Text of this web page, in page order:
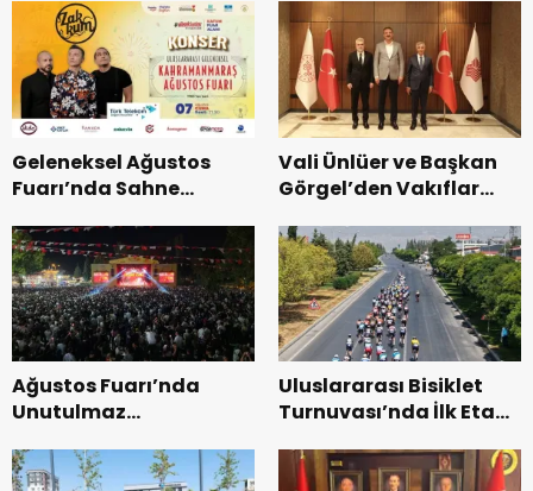
dönemin ön kayıtları
başladı.
Geleneksel Ağustos
Fuarı’nda Sahne
Vali Ünlüer ve Başkan
Görgel’den Vakıflar
ziyaret.
Ağustos Fuarı’nda
Unutulmaz
Uluslararası Bisiklet
Turnuvası’nda İlk Etap
Tamamlandı.